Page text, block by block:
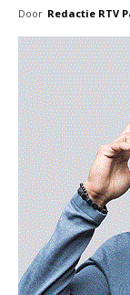
Door Redactie RTV